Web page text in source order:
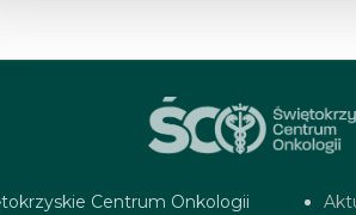
Centrum Onkologii